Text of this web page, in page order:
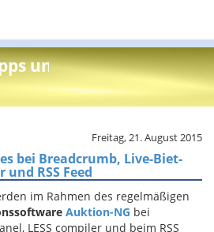
und Info
Freitag, 21. August 2015
bei Breadcrumb, Live-Biet-
und RSS Feed
im Rahmen des regelmäßigen
Auktion-NG bei
LESS compiler und beim RSS